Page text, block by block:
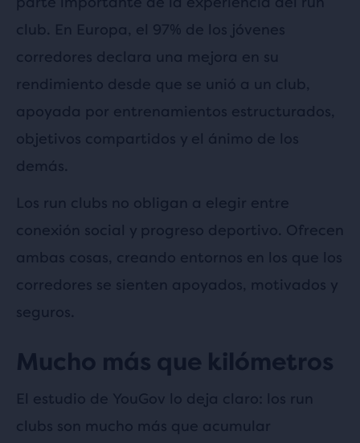
club. En Europa, el 97% de los jóvenes
corredores declara una mejora en su
rendimiento desde que se unió a un club,
apoyada por entrenamientos estructurados,
objetivos compartidos y el ánimo de los
demás.
Los run clubs no obligan a elegir entre
conexión social y progreso deportivo. Ofrecen
ambas cosas, creando entornos en los que los
corredores se sienten apoyados, motivados y
seguros.
Mucho más que kilómetros
El estudio de YouGov lo deja claro: los run
clubs son mucho más que acumular